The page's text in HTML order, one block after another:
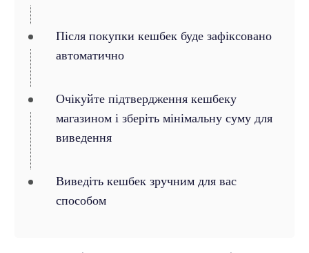
Після покупки кешбек буде зафіксовано
автоматично
Очікуйте підтвердження кешбеку
магазином і зберіть мінімальну суму для
виведення
Виведіть кешбек зручним для вас
способом